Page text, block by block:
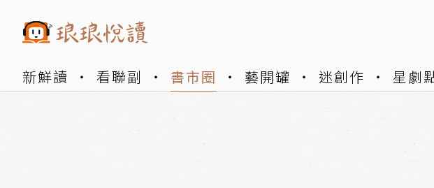
新鮮讀 看聯副 書市圈 藝開罐 迷創作 星劇